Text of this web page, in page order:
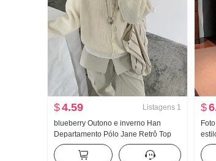
$4.59 Listagens 1
blueberry Outono e inverno Han
Departamento Pólo Jane Retrô Top
Suéter de Malha Cor sólida Pacote
Fivela Doce Dopamina
$